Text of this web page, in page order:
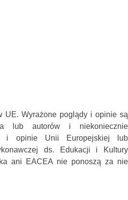
UE. Wyrażone poglądy i opinie są
lub autorów i niekoniecznie
i opinie Unii Europejskiej lub
ds. Edukacji i Kultury
ani EACEA nie ponoszą za nie